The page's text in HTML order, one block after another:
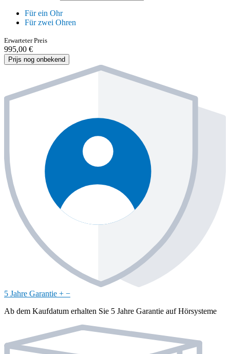
Für ein Ohr
Für zwei Ohren
Erwarteter Preis
995,00 €
Prijs nog onbekend
5 Jahre Garantie + −
Ab dem Kaufdatum erhalten Sie 5 Jahre Garantie auf Hörsysteme